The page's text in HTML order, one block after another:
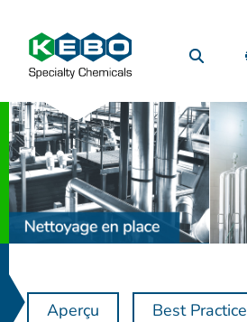
Aperçu Best Practice